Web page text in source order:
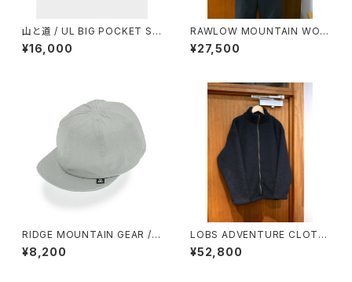
山と道 / UL BIG POCKET SH
IRTS（UNISEX）
¥16,000
RAWLOW MOUNTAIN WOR
KS / AIRY HOODIE
¥27,500
RIDGE MOUNTAIN GEAR / B
ASIC CAP（NT）EXTRA
¥8,200
LOBS ADVENTURE CLOTHI
NG / C1 DUCKBILL BOA JK
T
¥52,800